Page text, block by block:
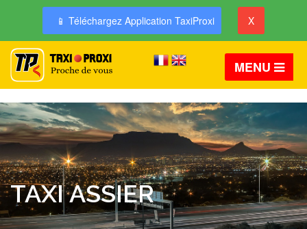
📱 Téléchargez Application TaxiProxi X
MENU
TAXI ASSIER